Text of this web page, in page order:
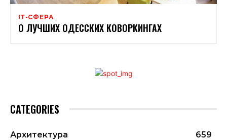
ІТ-СФЕРА
О ЛУЧШИХ ОДЕССКИХ КОВОРКИНГАХ
CATEGORIES
Архитектура
659